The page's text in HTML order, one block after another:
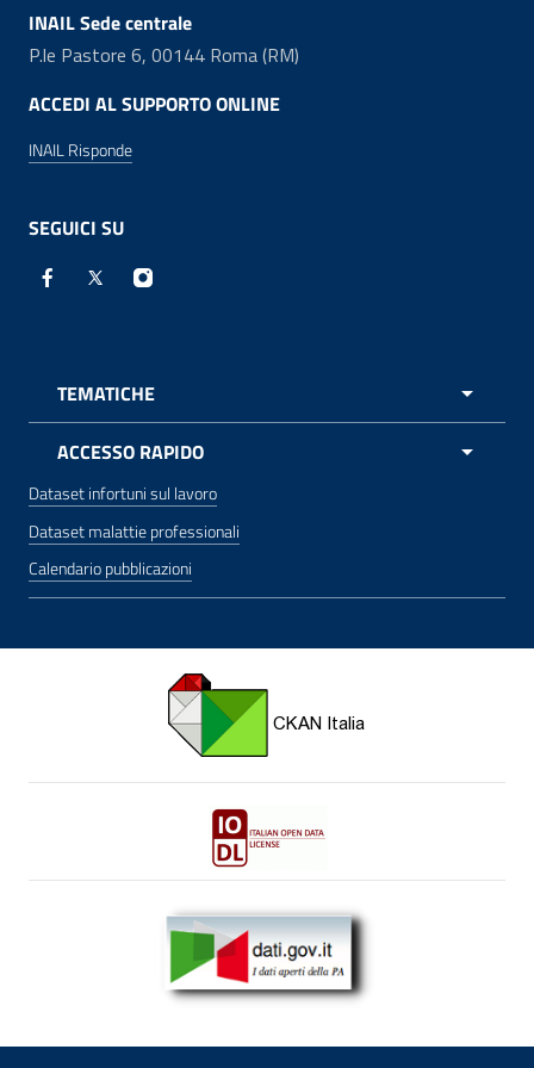
INAIL Sede centrale
P.le Pastore 6, 00144 Roma (RM)
ACCEDI AL SUPPORTO ONLINE
INAIL Risponde
SEGUICI SU
Facebook - Sito esterno - apre una nuova finestra
X - Sito esterno - apre una nuova finestra
Instagram - Sito esterno - apre una
TEMATICHE
ACCESSO RAPIDO
Dataset infortuni sul lavoro
Dataset malattie professionali
Calendario pubblicazioni
CKAN for Italian Open Data apre una nuova finestra
Italian Open Data License v2.0 apre una nuova
dati.gov.it - I dati aperti della pubblica